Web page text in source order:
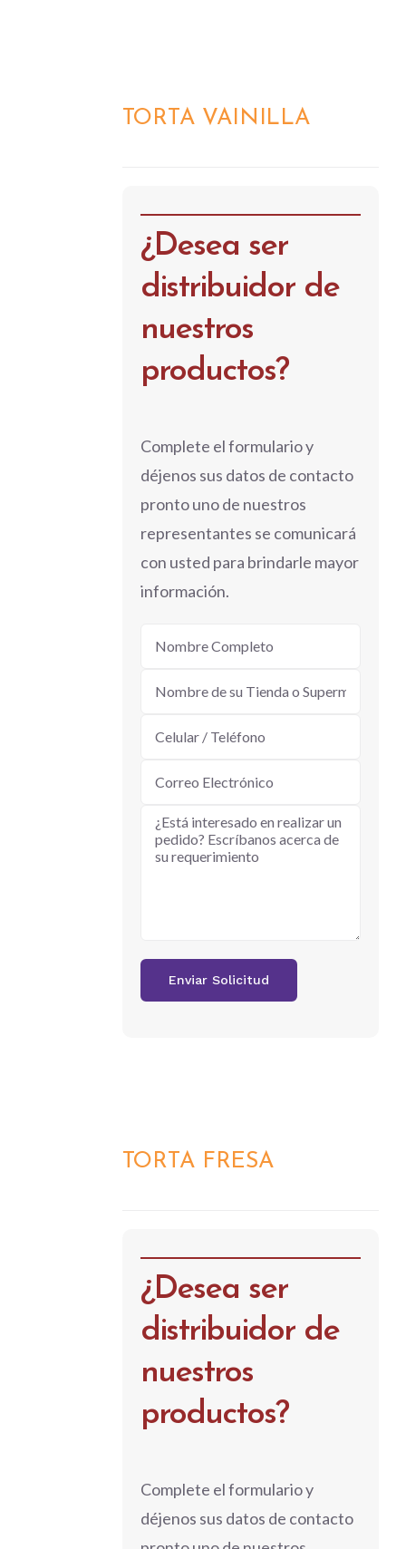
TORTA VAINILLA
¿Desea ser
distribuidor de
nuestros
productos?
Complete el formulario y
déjenos sus datos de contacto
pronto uno de nuestros
representantes se comunicará
con usted para brindarle mayor
información.
TORTA FRESA
¿Desea ser
distribuidor de
nuestros
productos?
Complete el formulario y
déjenos sus datos de contacto